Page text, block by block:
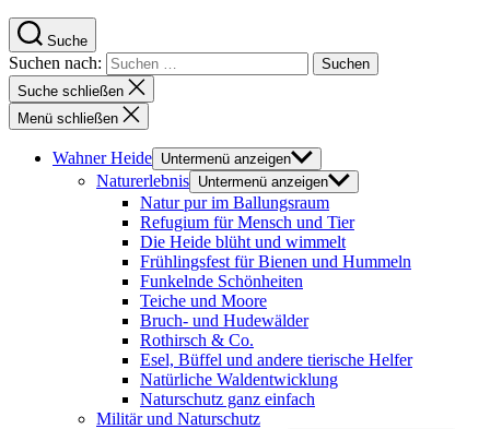
Suche
Suchen nach:
Suche schließen
Menü schließen
Wahner Heide Untermenü anzeigen
Naturerlebnis Untermenü anzeigen
Natur pur im Ballungsraum
Refugium für Mensch und Tier
Die Heide blüht und wimmelt
Frühlingsfest für Bienen und Hummeln
Funkelnde Schönheiten
Teiche und Moore
Bruch- und Hudewälder
Rothirsch & Co.
Esel, Büffel und andere tierische Helfer
Natürliche Waldentwicklung
Naturschutz ganz einfach
Militär und Naturschutz